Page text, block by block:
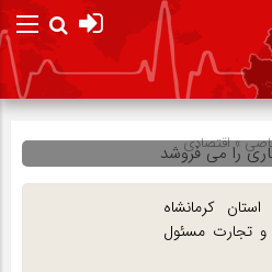
»اقتصادی
کرمانشاه
تجارت مسئول